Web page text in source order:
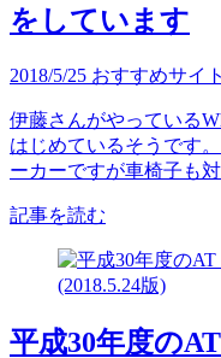
をしています
2018/5/25 おすすめサイト
伊藤さんがやっている
はじめているそうです
ーカーですが車椅子も
記事を読む
平成30年度の